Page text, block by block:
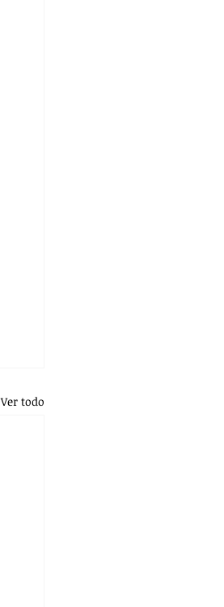
Ver todo